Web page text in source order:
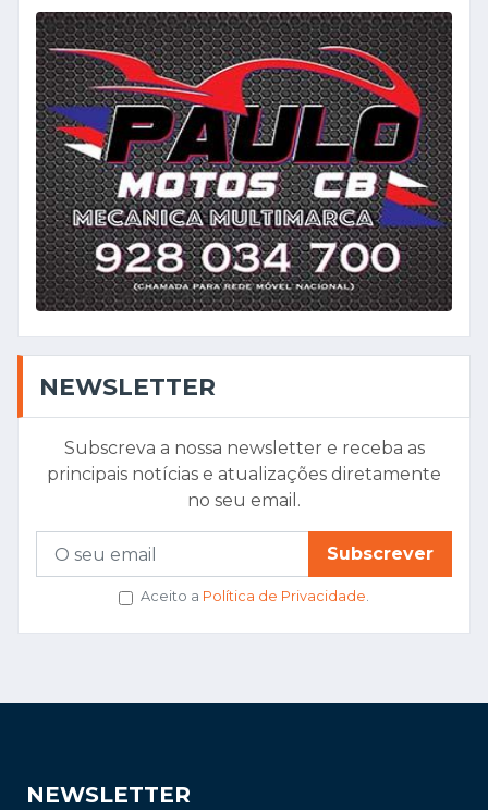
NEWSLETTER
Subscreva a nossa newsletter e receba as
principais notícias e atualizações diretamente
no seu email.
Subscrever
Aceito a Política de Privacidade.
NEWSLETTER